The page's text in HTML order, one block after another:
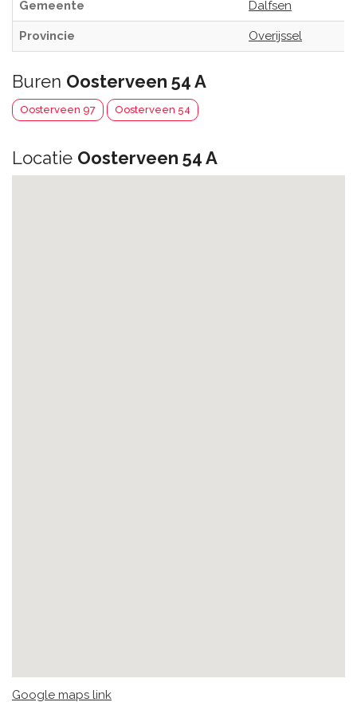
Gemeente Dalfsen
Provincie Overijssel
Buren Oosterveen 54 A
Oosterveen 97 Oosterveen 54
Locatie Oosterveen 54 A
Google maps link